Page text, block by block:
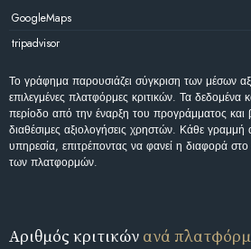
GoogleMaps
tripadvisor
Το γράφημα παρουσιάζει σύγκριση των μέσων
επιλεγμένες πλατφόρμες κριτικών. Τα δεδομένα
περίοδο από την έναρξη του προγράμματος και
διαθέσιμες αξιολογήσεις χρηστών. Κάθε γραμμή
υπηρεσία, επιτρέποντας να φανεί η διαφορά
των πλατφορμών.
Αριθμός κριτικών ανά